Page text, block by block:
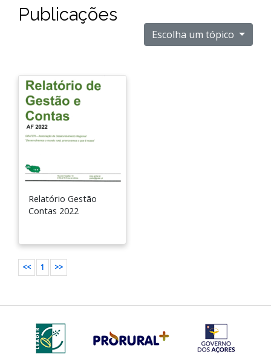
Publicações
Escolha um tópico
Relatório Gestão
Contas 2022
<< 1 >>